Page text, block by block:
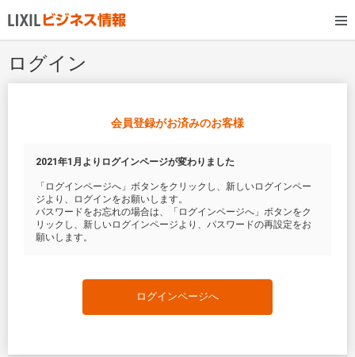
ログイン
会員登録がお済みのお客様
2021年1月よりログインページが変わりました
「ログインページへ」ボタンをクリックし、新しいログインペー
ジより、ログインをお願いします。
パスワードをお忘れの場合は、「ログインページへ」ボタンをク
リックし、新しいログインページより、パスワードの再設定をお
願いします。
ログインページへ